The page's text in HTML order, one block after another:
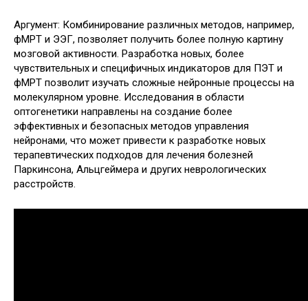
Аргумент: Комбинирование различных методов, например,
фМРТ и ЭЭГ, позволяет получить более полную картину
мозговой активности. Разработка новых, более
чувствительных и специфичных индикаторов для ПЭТ и
фМРТ позволит изучать сложные нейронные процессы на
молекулярном уровне. Исследования в области
оптогенетики направлены на создание более
эффективных и безопасных методов управления
нейронами, что может привести к разработке новых
терапевтических подходов для лечения болезней
Паркинсона, Альцгеймера и других неврологических
расстройств.